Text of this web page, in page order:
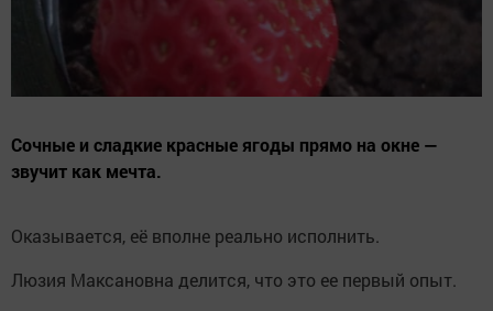
Сочные и сладкие красные ягоды прямо на окне —
звучит как мечта.
Оказывается, её вполне реально исполнить.
Люзия Максановна делится, что это ее первый опыт.